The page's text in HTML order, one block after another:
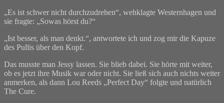
„Es ist schwer nicht durchzudrehen“, wehklagte Westernhagen und
sie fragte: „Sowas hörst du?“
„Ist besser, als man denkt.“, antwortete ich und zog mir die Kapuze
des Pullis über den Kopf.
Das musste man Jessy lassen. Sie blieb dabei. Sie hörte mit weiter,
ob es jetzt ihre Musik war oder nicht. Sie ließ sich auch nichts weiter
anmerken, als dann Lou Reeds „Perfect Day“ folgte und natürlich
The Cure.